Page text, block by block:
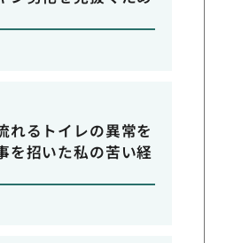
れるトイレの異常を
を招いた私の苦い経